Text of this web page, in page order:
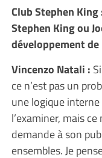
Club Stephen
Stephen King ou
développement
Vincenzo Natali :
ce n’est pas un
une logique
l’examiner, mais
demande à son
ensembles. Je